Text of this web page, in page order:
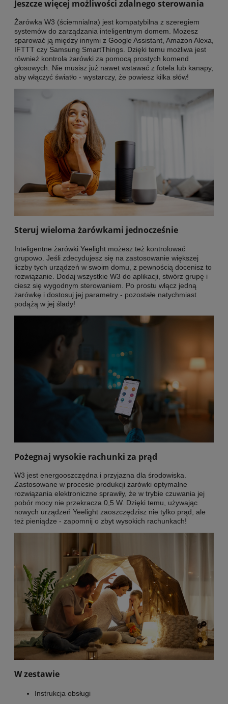
Jeszcze więcej możliwości zdalnego sterowania
Żarówka W3 (ściemnialna) jest kompatybilna z szeregiem
systemów do zarządzania inteligentnym domem. Możesz
sparować ją między innymi z Google Assistant, Amazon Alexa,
IFTTT czy Samsung SmartThings. Dzięki temu możliwa jest
również kontrola żarówki za pomocą prostych komend
głosowych. Nie musisz już nawet wstawać z fotela lub kanapy,
aby włączyć światło - wystarczy, że powiesz kilka słów!
Steruj wieloma żarówkami jednocześnie
Inteligentne żarówki Yeelight możesz też kontrolować
grupowo. Jeśli zdecydujesz się na zastosowanie większej
liczby tych urządzeń w swoim domu, z pewnością docenisz to
rozwiązanie. Dodaj wszystkie W3 do aplikacji, stwórz grupę i
ciesz się wygodnym sterowaniem. Po prostu włącz jedną
żarówkę i dostosuj jej parametry - pozostałe natychmiast
podążą w jej ślady!
Pożegnaj wysokie rachunki za prąd
W3 jest energooszczędna i przyjazna dla środowiska.
Zastosowane w procesie produkcji żarówki optymalne
rozwiązania elektroniczne sprawiły, że w trybie czuwania jej
pobór mocy nie przekracza 0,5 W. Dzięki temu, używając
nowych urządzeń Yeelight zaoszczędzisz nie tylko prąd, ale
też pieniądze - zapomnij o zbyt wysokich rachunkach!
W zestawie
Instrukcja obsługi